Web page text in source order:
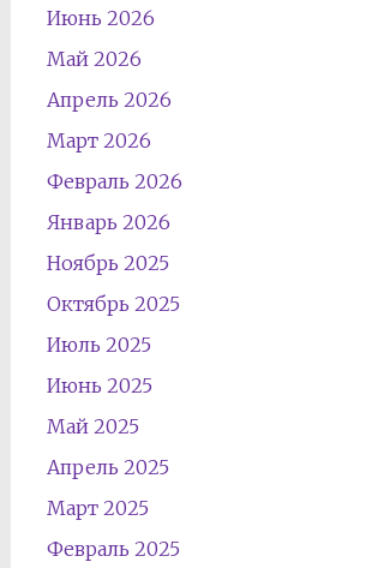
Июнь 2026
Май 2026
Апрель 2026
Март 2026
Февраль 2026
Январь 2026
Ноябрь 2025
Октябрь 2025
Июль 2025
Июнь 2025
Май 2025
Апрель 2025
Март 2025
Февраль 2025